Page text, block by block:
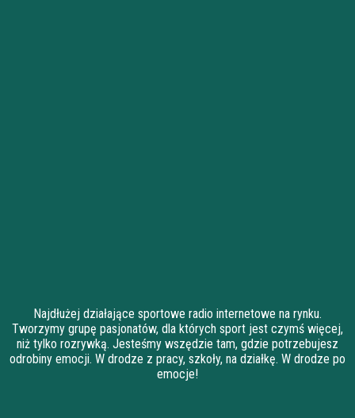
Najdłużej działające sportowe radio internetowe na rynku.
Tworzymy grupę pasjonatów, dla których sport jest czymś więcej,
niż tylko rozrywką. Jesteśmy wszędzie tam, gdzie potrzebujesz
odrobiny emocji. W drodze z pracy, szkoły, na działkę. W drodze po
emocje!